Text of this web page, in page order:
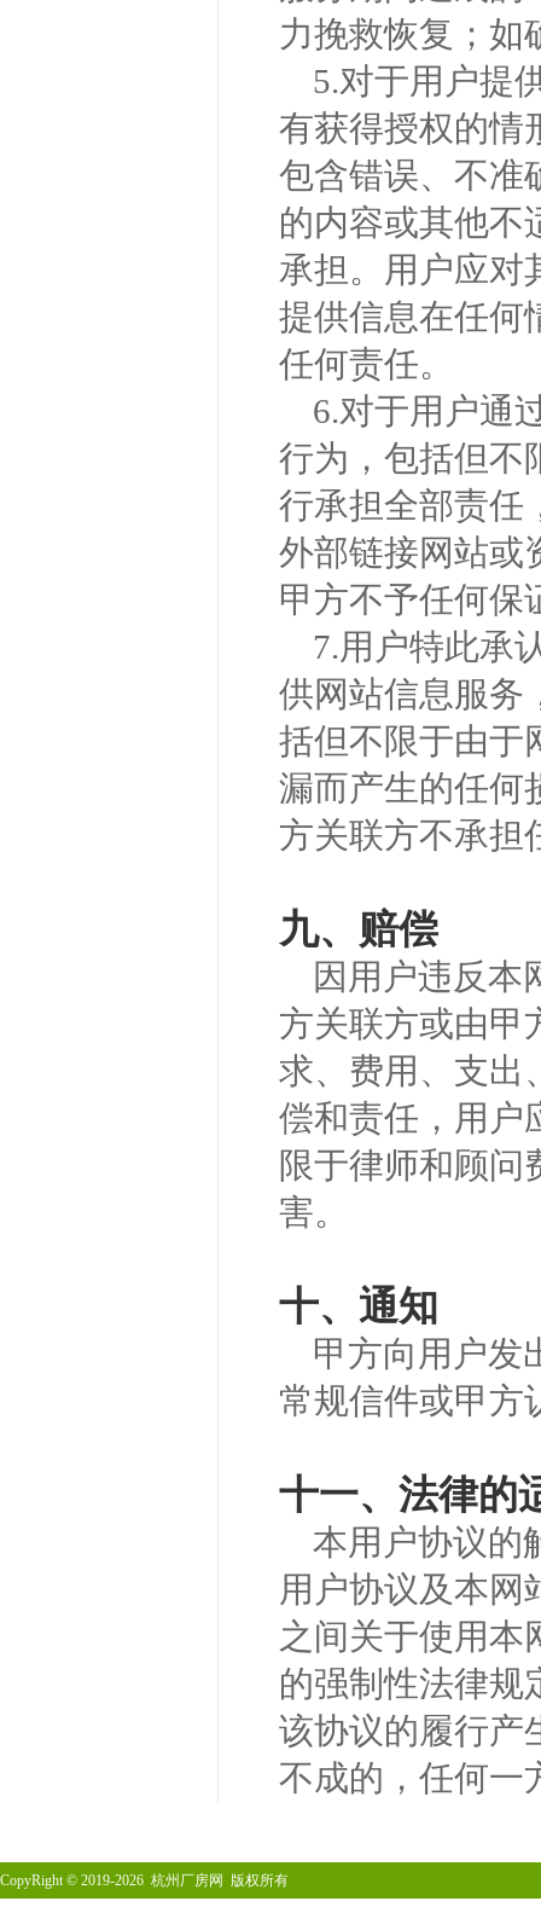
力挽救恢复；如
5.对于用户提
有获得授权的情
包含错误、不准
的内容或其他不
承担。用户应对
提供信息在任何
任何责任。
6.对于用户通
行为，包括但不
行承担全部责任
外部链接网站或
甲方不予任何保
7.用户特此承
供网站信息服务
括但不限于由于
漏而产生的任何
方关联方不承担
九、赔偿
因用户违反本
方关联方或由甲
求、费用、支出
偿和责任，用户
限于律师和顾问
害。
十、通知
甲方向用户发
常规信件或甲方
十一、法律的
本用户协议的
用户协议及本网
之间关于使用本
的强制性法律规
该协议的履行产
不成的，任何一
CopyRight© 2019-2026 杭州厂房网 版权所有